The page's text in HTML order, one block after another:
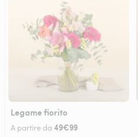
Legame fiorito
A partire da 49€99